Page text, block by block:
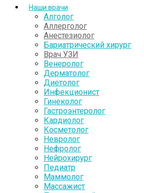
Наши врачи
Алголог
Аллерголог
Анестезиолог
Бариатрический хирург
Врач УЗИ
Венеролог
Дерматолог
Диетолог
Инфекционист
Гинеколог
Гастроэнтеролог
Кардиолог
Косметолог
Невролог
Нефролог
Нейрохирург
Педиатр
Маммолог
Массажист